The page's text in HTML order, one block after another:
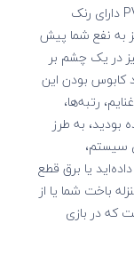
فرض کنید در مراحل پایانی انجام یک بازی PVP دارای رنک
به نفع شما پیش
در یک چشم بر
کابوس بودن این
رتبه‌ها،
بودید، به طرز
سیستم،
یا برق قطع
باخت شما یا از
که در بازی